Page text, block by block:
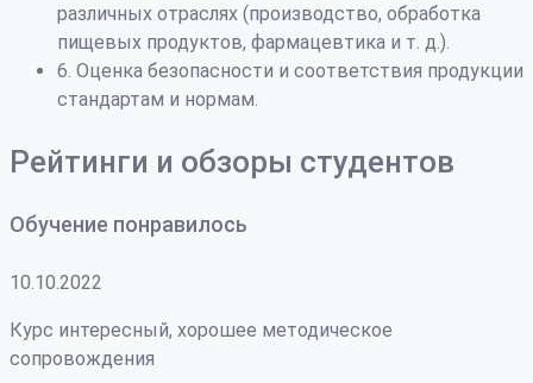
различных отраслях (производство, обработка
пищевых продуктов, фармацевтика и т. д.).
6. Оценка безопасности и соответствия продукции
стандартам и нормам.
Рейтинги и обзоры студентов
Обучение понравилось
10.10.2022
Курс интересный, хорошее методическое
сопровождения